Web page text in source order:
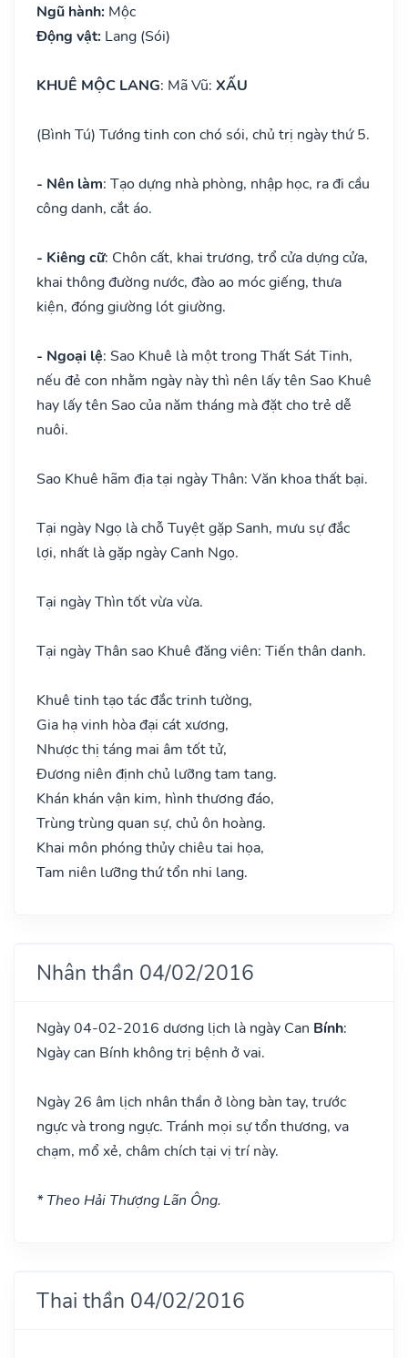
Ngũ hành: Mộc
Động vật: Lang (Sói)
KHUÊ MỘC LANG: Mã Vũ: XẤU
(Bình Tú) Tướng tinh con chó sói, chủ trị ngày thứ 5.
- Nên làm: Tạo dựng nhà phòng, nhập học, ra đi cầu
công danh, cắt áo.
- Kiêng cữ: Chôn cất, khai trương, trổ cửa dựng cửa,
khai thông đường nước, đào ao móc giếng, thưa
kiện, đóng giường lót giường.
- Ngoại lệ: Sao Khuê là một trong Thất Sát Tinh,
nếu đẻ con nhằm ngày này thì nên lấy tên Sao Khuê
hay lấy tên Sao của năm tháng mà đặt cho trẻ dễ
nuôi.
Sao Khuê hãm địa tại ngày Thân: Văn khoa thất bại.
Tại ngày Ngọ là chỗ Tuyệt gặp Sanh, mưu sự đắc
lợi, nhất là gặp ngày Canh Ngọ.
Tại ngày Thìn tốt vừa vừa.
Tại ngày Thân sao Khuê đăng viên: Tiến thân danh.
Khuê tinh tạo tác đắc trinh tường,
Gia hạ vinh hòa đại cát xương,
Nhược thị táng mai âm tốt tử,
Đương niên định chủ lưỡng tam tang.
Khán khán vận kim, hình thương đáo,
Trùng trùng quan sự, chủ ôn hoàng.
Khai môn phóng thủy chiêu tai họa,
Tam niên lưỡng thứ tổn nhi lang.
Nhân thần 04/02/2016
Ngày 04-02-2016 dương lịch là ngày Can Bính:
Ngày can Bính không trị bệnh ở vai.
Ngày 26 âm lịch nhân thần ở lòng bàn tay, trước
ngực và trong ngực. Tránh mọi sự tổn thương, va
chạm, mổ xẻ, châm chích tại vị trí này.
* Theo Hải Thượng Lãn Ông.
Thai thần 04/02/2016